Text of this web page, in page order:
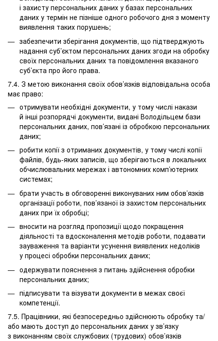
і захисту персональних даних у базах персональних
даних у термін не пізніше одного робочого дня з моменту
виявлення таких порушень;
забезпечити зберігання документів, що підтверджують
надання суб’єктом персональних даних згоди на обробку
своїх персональних даних та повідомлення вказаного
суб’єкта про його права.
7.4. З метою виконання своїх обов’язків відповідальна особа
має право:
отримувати необхідні документи, у тому числі накази
й інші розпорядчі документи, видані Володільцем бази
персональних даних, пов’язані із обробкою персональних
даних;
робити копії з отриманих документів, у тому числі копії
файлів, будь-яких записів, що зберігаються в локальних
обчислювальних мережах і автономних комп’ютерних
системах;
брати участь в обговоренні виконуваних ним обов’язків
організації роботи, пов’язаної із захистом персональних
даних при їх обробці;
вносити на розгляд пропозиції щодо покращення
діяльності та вдосконалення методів роботи, подавати
зауваження та варіанти усунення виявлених недоліків
у процесі обробки персональних даних;
одержувати пояснення з питань здійснення обробки
персональних даних;
підписувати та візувати документи в межах своєї
компетенції.
7.5. Працівники, які безпосередньо здійснюють обробку та/
або мають доступ до персональних даних у зв’язку
з виконанням своїх службових (трудових) обов’язків